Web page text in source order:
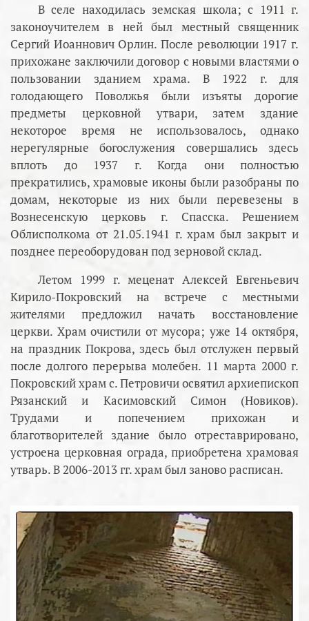
В селе находилась земская школа; с 1911 г.
законоучителем в ней был местный священник
Сергий Иоаннович Орлин. После революции 1917 г.
прихожане заключили договор с новыми властями о
пользовании зданием храма. В 1922 г. для
голодающего Поволжья были изъяты дорогие
предметы церковной утвари, затем здание
некоторое время не использовалось, однако
нерегулярные богослужения совершались здесь
вплоть до 1937 г. Когда они полностью
прекратились, храмовые иконы были разобраны по
домам, некоторые из них были перевезены в
Вознесенскую церковь г. Спасска. Решением
Облисполкома от 21.05.1941 г. храм был закрыт и
позднее переоборудован под зерновой склад.
Летом 1999 г. меценат Алексей Евгеньевич
Кирило-Покровский на встрече с местными
жителями предложил начать восстановление
церкви. Храм очистили от мусора; уже 14 октября,
на праздник Покрова, здесь был отслужен первый
после долгого перерыва молебен. 11 марта 2000 г.
Покровский храм с. Петровичи освятил архиепископ
Рязанский и Касимовский Симон (Новиков).
Трудами и попечением прихожан и
благотворителей здание было отреставрировано,
устроена церковная ограда, приобретена храмовая
утварь. В 2006-2013 гг. храм был заново расписан.